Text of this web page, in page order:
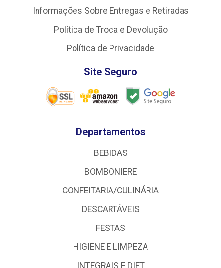
Informações Sobre Entregas e Retiradas
Política de Troca e Devolução
Política de Privacidade
Site Seguro
Departamentos
BEBIDAS
BOMBONIERE
CONFEITARIA/CULINÁRIA
DESCARTÁVEIS
FESTAS
HIGIENE E LIMPEZA
INTEGRAIS E DIET